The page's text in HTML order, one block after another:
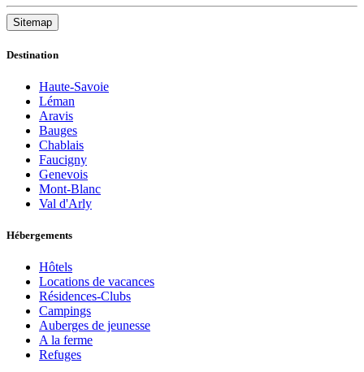
Sitemap
Destination
Haute-Savoie
Léman
Aravis
Bauges
Chablais
Faucigny
Genevois
Mont-Blanc
Val d'Arly
Hébergements
Hôtels
Locations de vacances
Résidences-Clubs
Campings
Auberges de jeunesse
A la ferme
Refuges